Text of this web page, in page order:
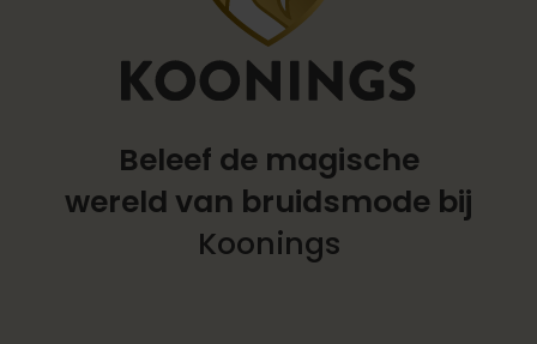
Beleef de magische
wereld van bruidsmode bij
Koonings